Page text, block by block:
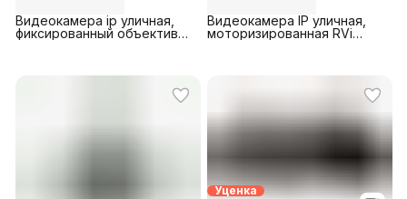
Видеокамера ip уличная,
фиксированный объектив
Видеокамера IP уличная,
моторизированная RVi
Уценка